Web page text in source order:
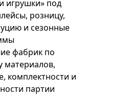
игрушки» под
розницу,
и сезонные
фабрик по
материалов,
комплектности и
партии